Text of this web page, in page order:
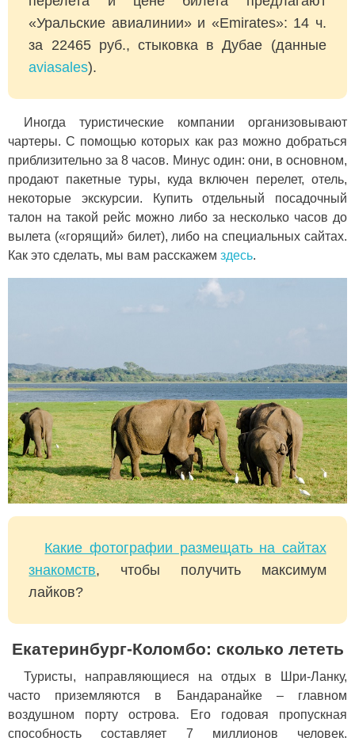
«Уральские авиалинии» и «Emirates»: 14 ч.
за 22465 руб., стыковка в Дубае (данные
aviasales).
Иногда туристические компании организовывают
чартеры. С помощью которых как раз можно добраться
приблизительно за 8 часов. Минус один: они, в основном,
продают пакетные туры, куда включен перелет, отель,
некоторые экскурсии. Купить отдельный посадочный
талон на такой рейс можно либо за несколько часов до
вылета («горящий» билет), либо на специальных сайтах.
Как это сделать, мы вам расскажем здесь.
Какие фотографии размещать на сайтах
знакомств, чтобы получить максимум
лайков?
Екатеринбург-Коломбо: сколько лететь
Туристы, направляющиеся на отдых в Шри-Ланку,
часто приземляются в Бандаранайке – главном
воздушном порту острова. Его годовая пропускная
способность составляет 7 миллионов человек.